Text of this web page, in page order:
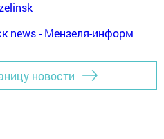
news - Мензеля-информ
новости